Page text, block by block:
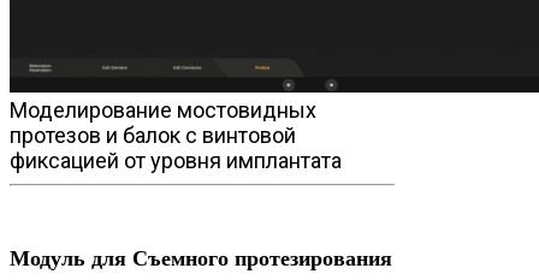
Моделирование мостовидных
протезов и балок с винтовой
фиксацией от уровня имплантата
Модуль для Съемного протезирования